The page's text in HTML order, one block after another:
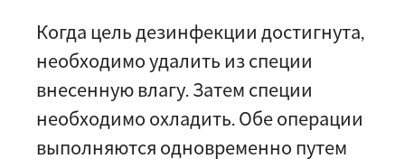
Когда цель дезинфекции достигнута,
необходимо удалить из специи
внесенную влагу. Затем специи
необходимо охладить. Обе операции
выполняются одновременно путем